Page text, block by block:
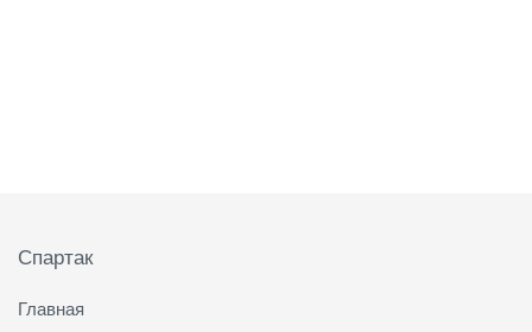
Спартак
Главная